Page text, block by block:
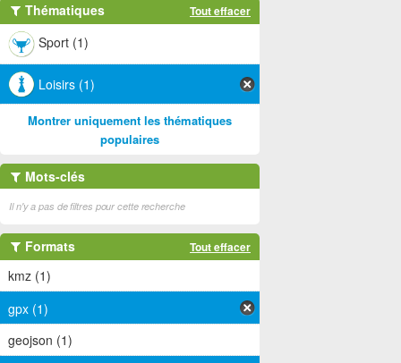
Thématiques Tout effacer
Sport (1)
Loisirs (1)
Montrer uniquement les thématiques
populaires
Mots-clés
Il n'y a pas de filtres pour cette recherche
Formats Tout effacer
kmz (1)
gpx (1)
geojson (1)